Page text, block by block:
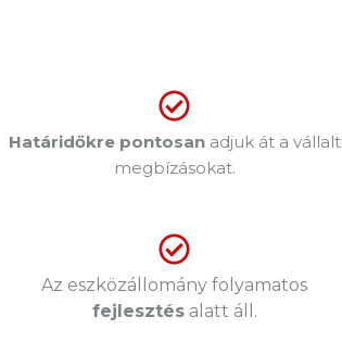
Határidőkre pontosanadjuk át a vállalt
megbízásokat.
Az eszközállomány folyamatos
fejlesztésalatt áll.